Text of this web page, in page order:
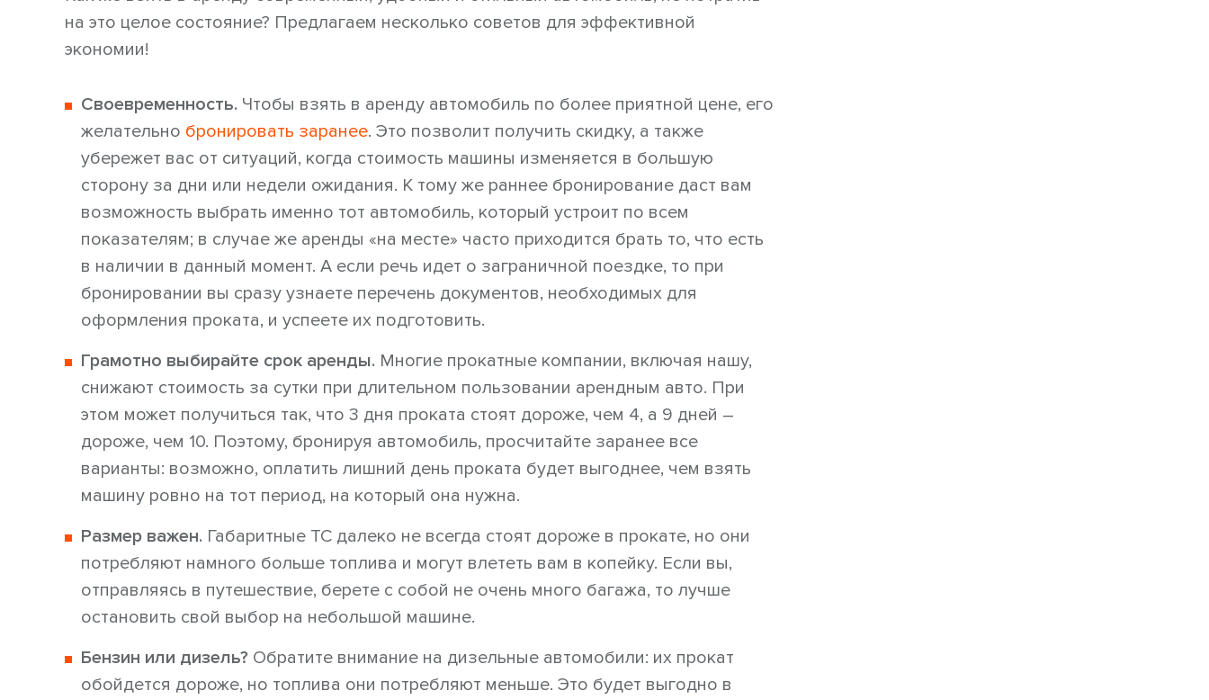
на это целое состояние? Предлагаем несколько советов для эффективной
экономии!
Своевременность. Чтобы взять в аренду автомобиль по более приятной цене, его
желательно бронировать заранее. Это позволит получить скидку, а также
убережет вас от ситуаций, когда стоимость машины изменяется в большую
сторону за дни или недели ожидания. К тому же раннее бронирование даст вам
возможность выбрать именно тот автомобиль, который устроит по всем
показателям; в случае же аренды «на месте» часто приходится брать то, что есть
в наличии в данный момент. А если речь идет о заграничной поездке, то при
бронировании вы сразу узнаете перечень документов, необходимых для
оформления проката, и успеете их подготовить.
Грамотно выбирайте срок аренды. Многие прокатные компании, включая нашу,
снижают стоимость за сутки при длительном пользовании арендным авто. При
этом может получиться так, что 3 дня проката стоят дороже, чем 4, а 9 дней –
дороже, чем 10. Поэтому, бронируя автомобиль, просчитайте заранее все
варианты: возможно, оплатить лишний день проката будет выгоднее, чем взять
машину ровно на тот период, на который она нужна.
Размер важен. Габаритные ТС далеко не всегда стоят дороже в прокате, но они
потребляют намного больше топлива и могут влететь вам в копейку. Если вы,
отправляясь в путешествие, берете с собой не очень много багажа, то лучше
остановить свой выбор на небольшой машине.
Бензин или дизель? Обратите внимание на дизельные автомобили: их прокат
обойдется дороже, но топлива они потребляют меньше. Это будет выгодно в